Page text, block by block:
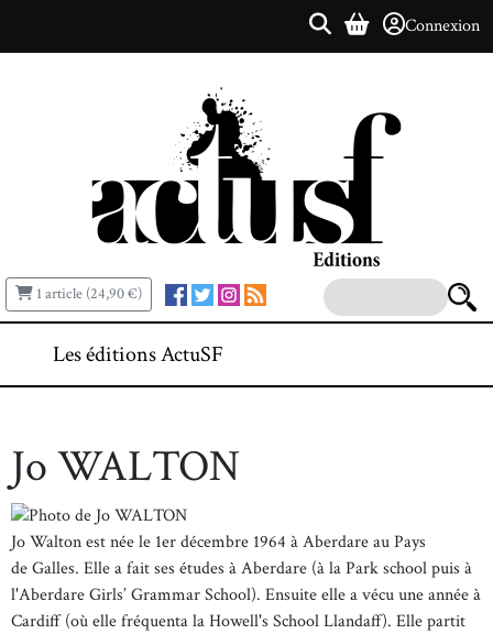
Connexion
1 article (24,90 €)
Les éditions ActuSF
Jo WALTON
Jo Walton est née le 1er décembre 1964 à Aberdare au Pays
de Galles. Elle a fait ses études à Aberdare (à la Park school puis à
l'Aberdare Girls’ Grammar School). Ensuite elle a vécu une année à
Cardiff (où elle fréquenta la Howell's School Llandaff). Elle partit